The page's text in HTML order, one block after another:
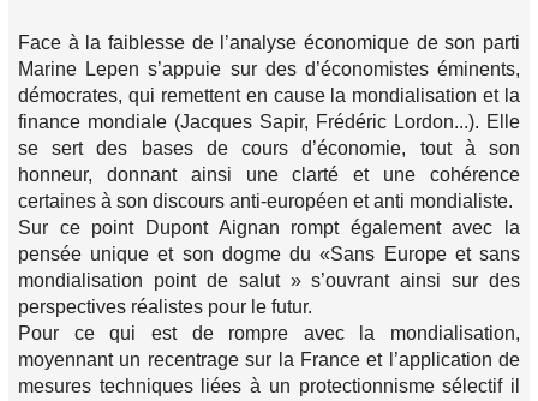
Face à la faiblesse de l’analyse économique de son parti
Marine Lepen s’appuie sur des d’économistes éminents,
démocrates, qui remettent en cause la mondialisation et la
finance mondiale (Jacques Sapir, Frédéric Lordon...). Elle
se sert des bases de cours d’économie, tout à son
honneur, donnant ainsi une clarté et une cohérence
certaines à son discours anti-européen et anti mondialiste.
Sur ce point Dupont Aignan rompt également avec la
pensée unique et son dogme du «Sans Europe et sans
mondialisation point de salut » s’ouvrant ainsi sur des
perspectives réalistes pour le futur.
Pour ce qui est de rompre avec la mondialisation,
moyennant un recentrage sur la France et l’application de
mesures techniques liées à un protectionnisme sélectif il